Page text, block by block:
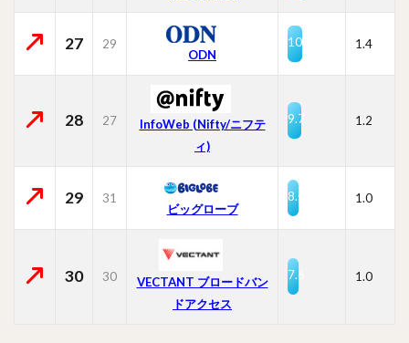
27 29
ODN
10.8 1.4
28 27
InfoWeb (Nifty/ニフテ
ィ)
9.7 1.2
29 31
ビッグローブ
8.0 1.0
30 30
VECTANT ブロードバン
ドアクセス
7.6 1.0